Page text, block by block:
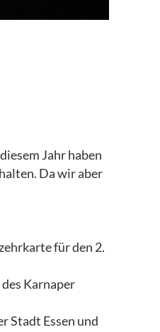
Jahr haben
Da wir aber
für den 2.
Karnaper
Stadt Essen und